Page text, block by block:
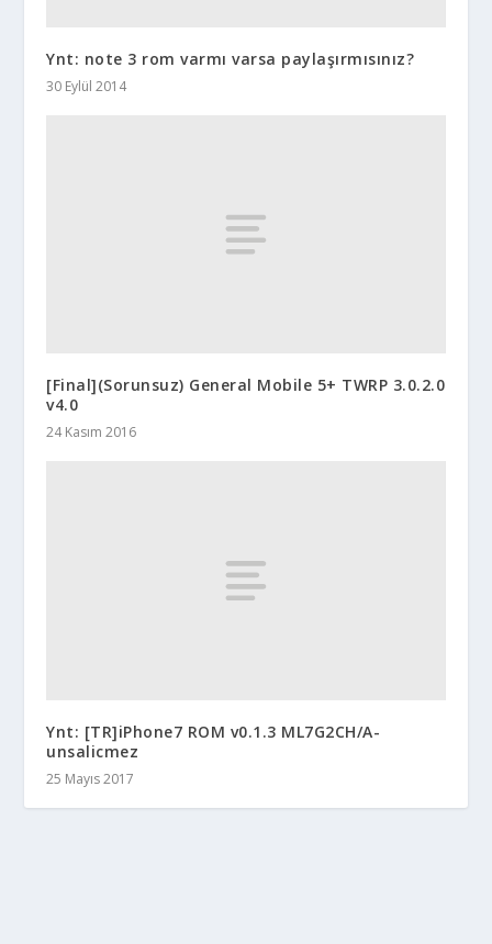
Ynt: note 3 rom varmı varsa paylaşırmısınız?
30 Eylül 2014
[Final](Sorunsuz) General Mobile 5+ TWRP 3.0.2.0
v4.0
24 Kasım 2016
Ynt: [TR]iPhone7 ROM v0.1.3 ML7G2CH/A-
unsalicmez
25 Mayıs 2017